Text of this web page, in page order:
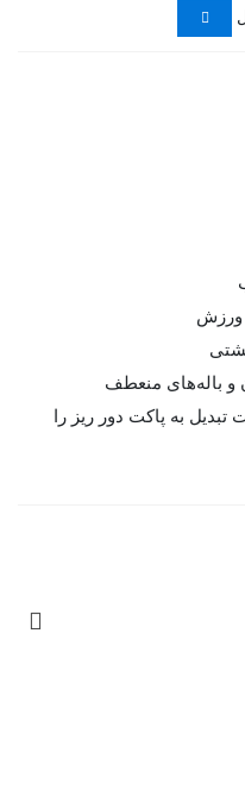
ورزش
و باله‌های منعطف
تبدیل به پاکت دور ریز را